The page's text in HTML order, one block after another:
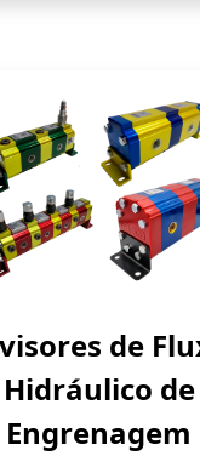
de
Hidráulico de
Engrenagem